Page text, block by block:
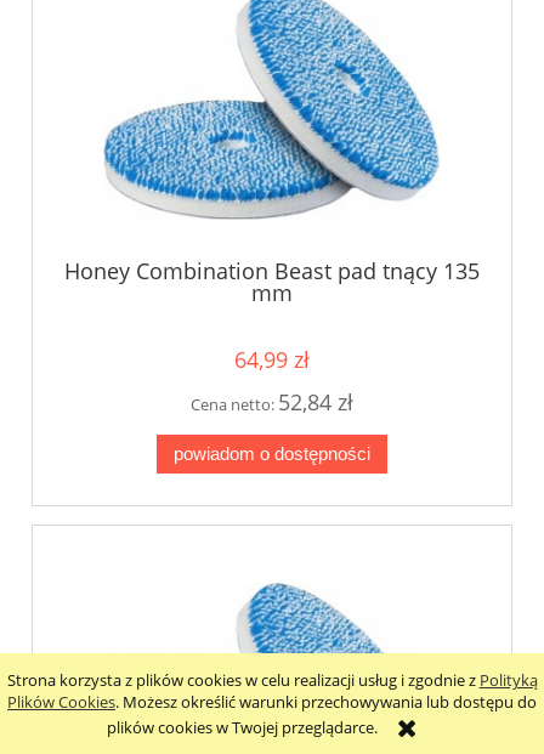
Strona korzysta z plików cookies w celu realizacji usług i zgodnie z Polityką
Plików Cookies. Możesz określić warunki przechowywania lub dostępu do
plików cookies w Twojej przeglądarce.
Honey Combination Beast pad tnący 135
mm
64,99 zł
Cena netto: 52,84 zł
powiadom o dostępności